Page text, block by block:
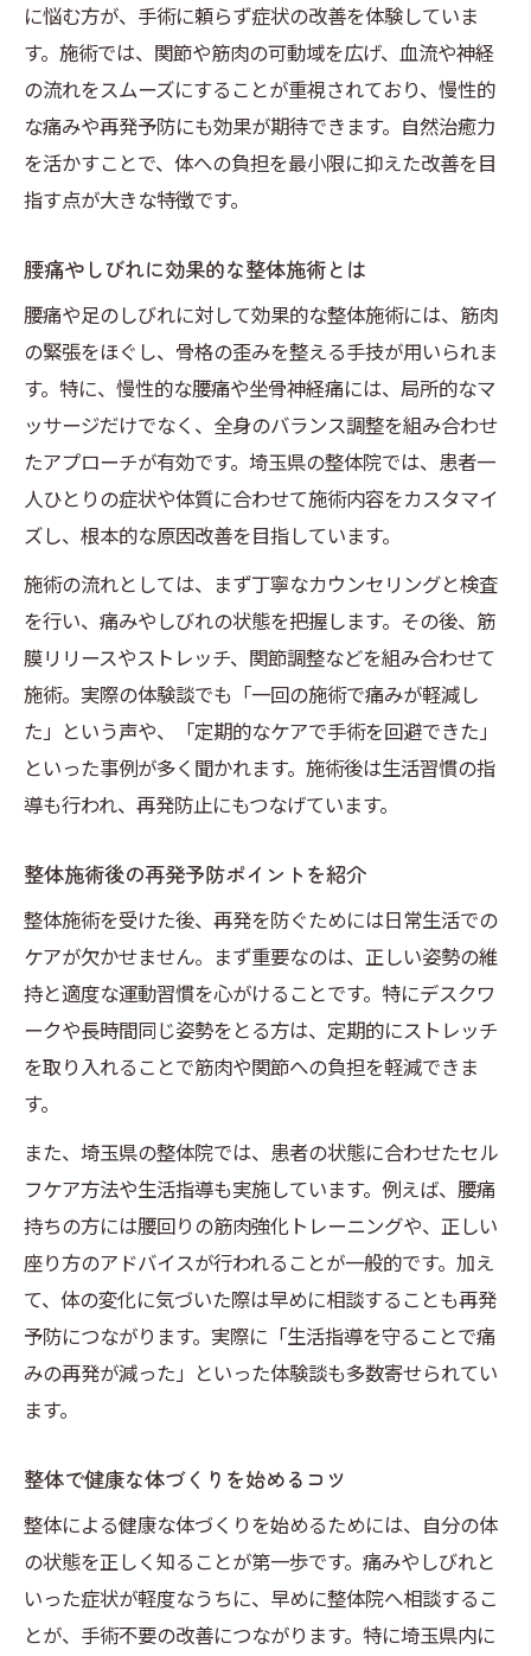
に悩む方が、手術に頼らず症状の改善を体験していま
す。施術では、関節や筋肉の可動域を広げ、血流や神経
の流れをスムーズにすることが重視されており、慢性的
な痛みや再発予防にも効果が期待できます。自然治癒力
を活かすことで、体への負担を最小限に抑えた改善を目
指す点が大きな特徴です。
腰痛やしびれに効果的な整体施術とは
腰痛や足のしびれに対して効果的な整体施術には、筋肉
の緊張をほぐし、骨格の歪みを整える手技が用いられま
す。特に、慢性的な腰痛や坐骨神経痛には、局所的なマ
ッサージだけでなく、全身のバランス調整を組み合わせ
たアプローチが有効です。埼玉県の整体院では、患者一
人ひとりの症状や体質に合わせて施術内容をカスタマイ
ズし、根本的な原因改善を目指しています。
施術の流れとしては、まず丁寧なカウンセリングと検査
を行い、痛みやしびれの状態を把握します。その後、筋
膜リリースやストレッチ、関節調整などを組み合わせて
施術。実際の体験談でも「一回の施術で痛みが軽減し
た」という声や、「定期的なケアで手術を回避できた」
といった事例が多く聞かれます。施術後は生活習慣の指
導も行われ、再発防止にもつなげています。
整体施術後の再発予防ポイントを紹介
整体施術を受けた後、再発を防ぐためには日常生活での
ケアが欠かせません。まず重要なのは、正しい姿勢の維
持と適度な運動習慣を心がけることです。特にデスクワ
ークや長時間同じ姿勢をとる方は、定期的にストレッチ
を取り入れることで筋肉や関節への負担を軽減できま
す。
また、埼玉県の整体院では、患者の状態に合わせたセル
フケア方法や生活指導も実施しています。例えば、腰痛
持ちの方には腰回りの筋肉強化トレーニングや、正しい
座り方のアドバイスが行われることが一般的です。加え
て、体の変化に気づいた際は早めに相談することも再発
予防につながります。実際に「生活指導を守ることで痛
みの再発が減った」といった体験談も多数寄せられてい
ます。
整体で健康な体づくりを始めるコツ
整体による健康な体づくりを始めるためには、自分の体
の状態を正しく知ることが第一歩です。痛みやしびれと
いった症状が軽度なうちに、早めに整体院へ相談するこ
とが、手術不要の改善につながります。特に埼玉県内に